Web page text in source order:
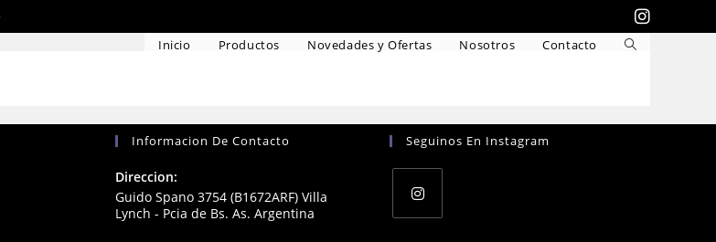
Inicio Productos Novedades y Ofertas Nosotros Contacto
Informacion De Contacto
Direccion:
Guido Spano 3754 (B1672ARF) Villa
Lynch - Pcia de Bs. As. Argentina
Seguinos En Instagram